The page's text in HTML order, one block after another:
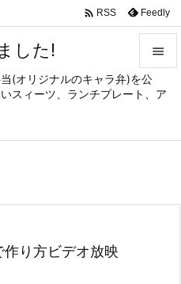
した!
(オリジナルのキャラ弁)を公
スィーツ、ランチプレート、ア


メニュ
サイド

 RSS Feedly
り方ビデオ放映